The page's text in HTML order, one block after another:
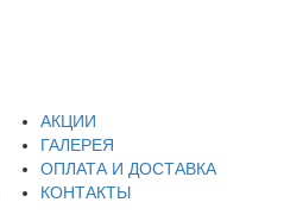
АКЦИИ
ГАЛЕРЕЯ
ОПЛАТА И ДОСТАВКА
КОНТАКТЫ